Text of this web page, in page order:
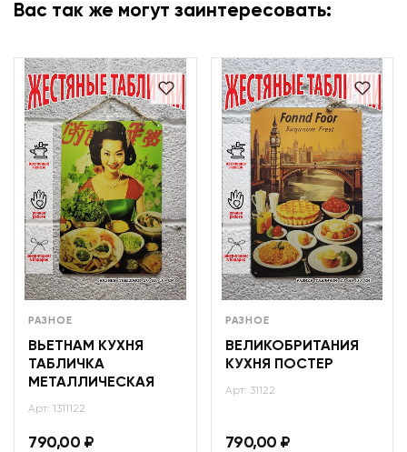
Вас так же могут заинтересовать:
РАЗНОЕ
ВЬЕТНАМ КУХНЯ
ТАБЛИЧКА
МЕТАЛЛИЧЕСКАЯ
Арт: 1311122
790,00 ₽
РАЗНОЕ
ВЕЛИКОБРИТАНИЯ
КУХНЯ ПОСТЕР
Арт: 31122
790,00 ₽